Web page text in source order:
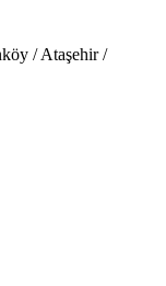
/ Ataşehir /